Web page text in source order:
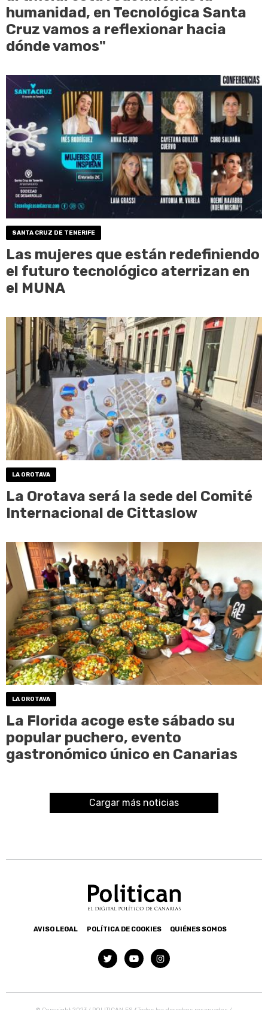
humanidad, en Tecnológica Santa
Cruz vamos a reflexionar hacia
dónde vamos"
SANTA CRUZ DE TENERIFE
Las mujeres que están redefiniendo
el futuro tecnológico aterrizan en
el MUNA
LA OROTAVA
La Orotava será la sede del Comité
Internacional de Cittaslow
LA OROTAVA
La Florida acoge este sábado su
popular puchero, evento
gastronómico único en Canarias
Cargar más noticias
AVISO LEGAL POLÍTICA DE COOKIES QUIÉNES SOMOS